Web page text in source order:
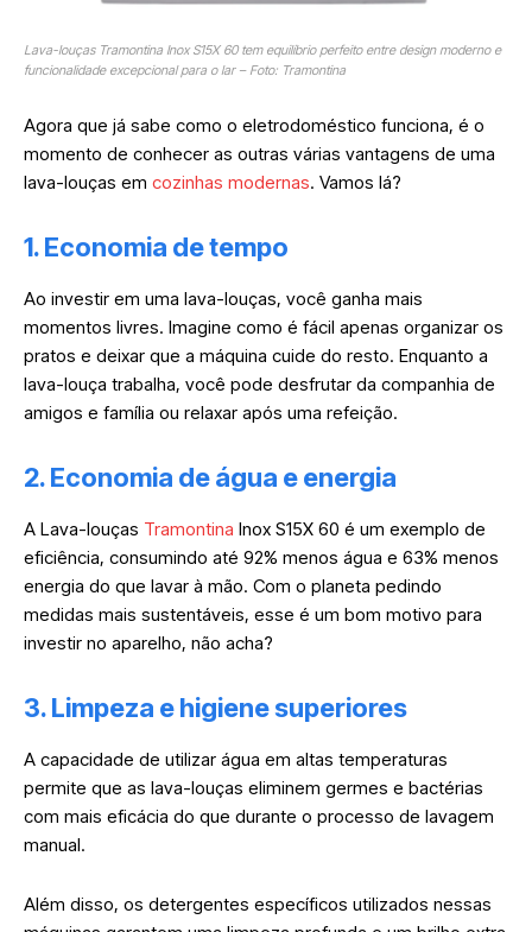
Lava-louças Tramontina Inox S15X 60 tem equilíbrio perfeito entre design moderno e
funcionalidade excepcional para o lar – Foto: Tramontina
Agora que já sabe como o eletrodoméstico funciona, é o
momento de conhecer as outras várias vantagens de uma
lava-louças em cozinhas modernas. Vamos lá?
1. Economia de tempo
Ao investir em uma lava-louças, você ganha mais
momentos livres. Imagine como é fácil apenas organizar os
pratos e deixar que a máquina cuide do resto. Enquanto a
lava-louça trabalha, você pode desfrutar da companhia de
amigos e família ou relaxar após uma refeição.
2. Economia de água e energia
A Lava-louças Tramontina Inox S15X 60 é um exemplo de
eficiência, consumindo até 92% menos água e 63% menos
energia do que lavar à mão. Com o planeta pedindo
medidas mais sustentáveis, esse é um bom motivo para
investir no aparelho, não acha?
3. Limpeza e higiene superiores
A capacidade de utilizar água em altas temperaturas
permite que as lava-louças eliminem germes e bactérias
com mais eficácia do que durante o processo de lavagem
manual.
Além disso, os detergentes específicos utilizados nessas